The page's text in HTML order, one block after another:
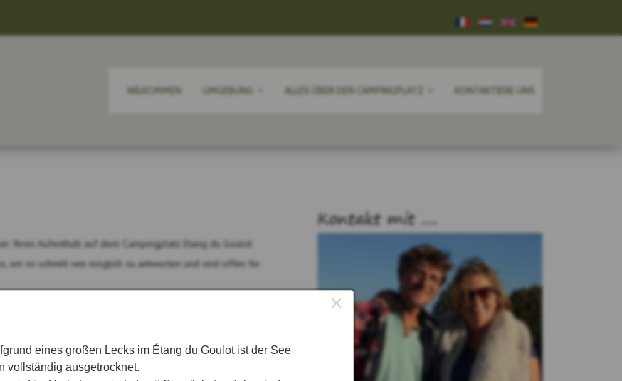
WILKOMMEN UMGEBUNG ALLES ÜBER DEN CAMPINGPLATZ KONTAKTIERE UNS
Kontakt mit ....
Ihren Aufenthalt auf dem Campingplatz Etang du Goulot
um so schnell wie möglich zu antworten und sind offen für
×
eines großen Lecks im Étang du Goulot ist der See
vollständig ausgetrocknet.